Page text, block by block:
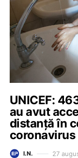
UNICEF:
au avut
distanţă în
coronavirus
I.N. 27